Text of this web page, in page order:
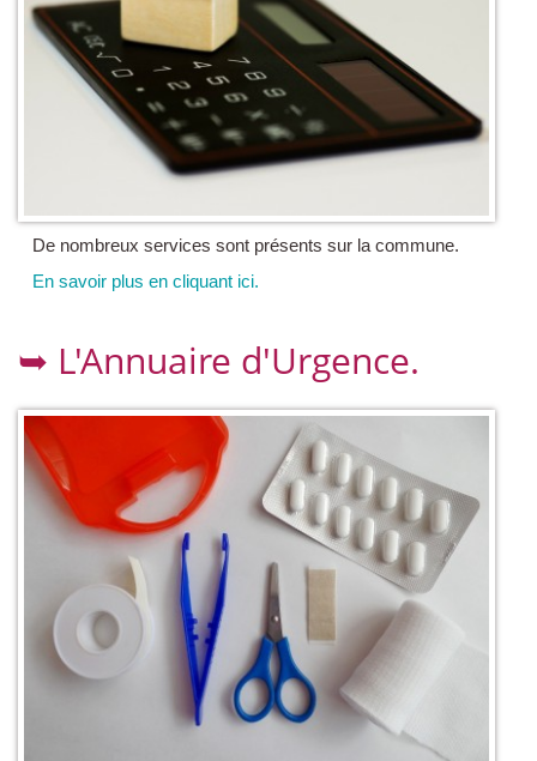
De nombreux services sont présents sur la commune.
En savoir plus en cliquant ici.
➥ L'Annuaire d'Urgence.